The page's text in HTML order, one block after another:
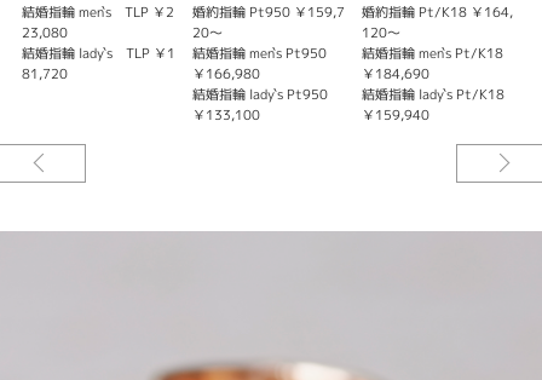
結婚指輪 men`s TLP ￥2
23,080
結婚指輪 lady`s TLP ￥1
81,720
婚約指輪 Pt950 ￥159,7
20～
結婚指輪 men`s Pt950
￥166,980
結婚指輪 lady`s Pt950
￥133,100
婚約指輪 Pt/K18 ￥164,
120～
結婚指輪 men`s Pt/K18
￥184,690
結婚指輪 lady`s Pt/K18
￥159,940